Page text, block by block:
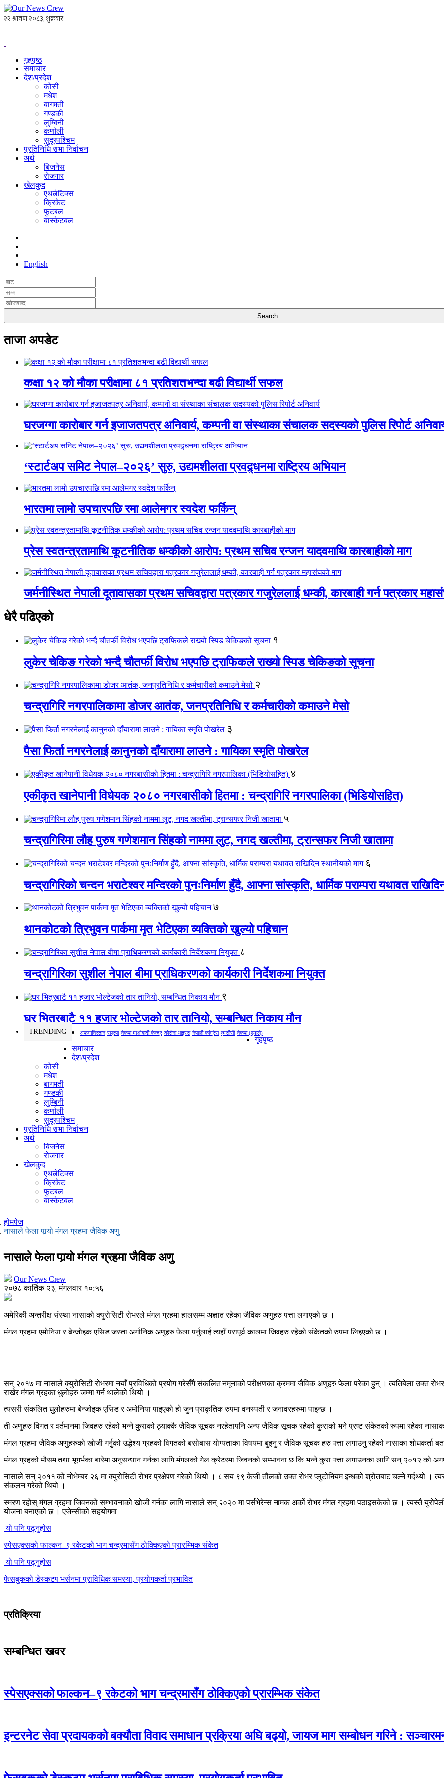
गृहपृष्ठ
समाचार
देश/प्रदेश
कोसी
मधेश
बागमती
गण्डकी
लुम्बिनी
कर्णाली
सुदूरपश्चिम
प्रतिनिधि सभा निर्वाचन
अर्थ
बिजनेस
रोजगार
खेलकुद
एथलेटिक्स
क्रिकेट
फुटबल
बास्केटबल
English
ताजा अपडेट
कक्षा १२ को मौका परीक्षामा ८१ प्रतिशतभन्दा बढी विद्यार्थी सफल
घरजग्गा कारोबार गर्न इजाजतपत्र अनिवार्य, कम्पनी वा संस्थाका संचालक सदस्यको पुलिस रिपोर्ट
‘स्टार्टअप समिट नेपाल–२०२६’ सुरु, उद्यमशीलता प्रवद्र्धनमा राष्ट्रिय अभियान
भारतमा लामो उपचारपछि रमा आलेमगर स्वदेश फर्किन्
प्रेस स्वतन्त्रतामाथि कूटनीतिक धम्कीको आरोप: प्रथम सचिव रन्जन यादवमाथि कारबाहीको माग
जर्मनीस्थित नेपाली दूतावासका प्रथम सचिवद्वारा पत्रकार गजुरेललाई धम्की, कारबाही गर्न पत्रकार
धेरै पढिएको
१
लुकेर चेकिङ गरेको भन्दै चौतर्फी विरोध भएपछि ट्राफिकले राख्यो स्पिड चेकिङको सूचना
२
चन्द्रागिरि नगरपालिकामा डोजर आतंक, जनप्रतिनिधि र कर्मचारीको कमाउने मेसो
३
पैसा फिर्ता नगरनेलाई कानुनको दाँयारामा लाउने : गायिका स्‍मृति पोखरेल
४
एकीकृत खानेपानी विधेयक २०८० नगरबासीको हितमा : चन्द्रागिरि नगरपालिका (भिडियोसहित)
५
चन्द्रागिरिमा लौह पुरुष गणेशमान सिंहको नाममा लुट, नगद खल्तीमा, ट्रान्सफर निजी खातामा
६
चन्द्रागिरिको चन्दन भराटेश्वर मन्दिरको पुनःनिर्माण हुँदै, आफ्ना सांस्कृति, धार्मिक पराम्परा यथावत
७
थानकोटको त्रिभुवन पार्कमा मृत भेटिएका व्यक्तिको खुल्यो पहिचान
८
चन्द्रागिरिका सुशील नेपाल बीमा प्राधिकरणको कार्यकारी निर्देशकमा नियुक्त
९
घर भित्रबाटै ११ हजार भोल्टेजको तार तानियो, सम्बन्धित निकाय मौन
TRENDING अफगानिस्तान राप्रपा नेकपा माओवादी केन्द्र कोरोना भाइरस नेपाली कांग्रेस एमसीसी नेकपा (एमाले)
गृहपृष्ठ
समाचार
देश/प्रदेश
कोसी
मधेश
बागमती
गण्डकी
लुम्बिनी
कर्णाली
सुदूरपश्चिम
प्रतिनिधि सभा निर्वाचन
अर्थ
बिजनेस
रोजगार
खेलकुद
एथलेटिक्स
क्रिकेट
फुटबल
बास्केटबल
होमपेज
नासाले फेला पार्‍यो मंगल ग्रहमा जैविक अणु
नासाले फेला पार्‍यो मंगल ग्रहमा जैविक अणु
Our News Crew
२०७८ कार्तिक २३, मंगलवार १०:५६
अमेरिकी अन्तरीक्ष संस्था नासाको क्युरोसिटी रोभरले मंगल ग्रहमा हालसम्म अज्ञात रहेका जैविक अणुहरु पत्ता लगाएको छ ।
मंगल ग्रहमा एमोनिया र बेन्जोइक एसिड जस्ता अर्गानिक अणुहरु फेला पर्नुलाई त्यहाँ परापूर्व कालमा जिवहरु रहेको संकेतको रुपमा लिइएको छ ।
सन् २०१७ मा नासाले क्युरोसिटी रोभरमा नयाँ प्रविधिको प्रयोग गरेसँगै संकलित नमूनाको परीक्षणका क्रममा जैविक अणुहरु फेला परेका हुन् । त्यतिबेला उक्त
राखेर मंगल ग्रहका धुलोहरु जम्मा गर्न थालेको थियो ।
त्यसरी संकलित धुलोहरुमा बेन्जोइक एसिड र अमोनिया पाइएको हो जुन प्राकृतिक रुपमा वनस्पती र जनावरहरुमा पाइन्छ ।
ती अणुहरु विगत र वर्तमानमा जिवहरु रहेको भन्ने कुराको ठ्याक्कै जैविक सूचक नरहेतापनि अन्य जैविक सूचक रहेको कुराको भने प्रष्ट संकेतको रुपमा रहेका
मंगल ग्रहमा जैविक अणुहरुको खोजी गर्नुको उद्धेश्य ग्रहको विगतको बसोबास योग्यताका विषयमा बुझ्नु र जैविक सूचक हरु पत्ता लगाउनु रहेको नासाका शोधकर्ता
मंगल ग्रहको मौसम तथा भूगर्भका बारेमा अनुसन्धान गर्नका लागि मंगलको गेल क्रेटरमा जिवनको सम्भावना छ कि भन्ने कुरा पत्ता लगाउनका लागि सन् २०१२ को
नासाले सन् २०११ को नोभेम्बर २६ मा क्युरोसिटी रोभर प्रक्षेपण गरेको थियो । ८ सय ९९ केजी तौलको उक्त रोभर प्लुटोनियम इन्धको श्रोतबाट चल्ने गर्दथ्यो ।
संकलन गरेको थियो ।
स्मरण रहोस् मंगल ग्रहमा जिवनको सम्भावनाको खोजी गर्नका लागि नासाले सन् २०२० मा पर्सभेरेन्स नामक अर्को रोभर मंगल ग्रहमा पठाइसकेको छ । त्यस्तै
योजना बनाएको छ । एजेन्सीको सहयोगमा
यो पनि पढ्नुहोस
स्पेसएक्सको फाल्कन–९ रकेटको भाग चन्द्रमासँग ठोक्किएको प्रारम्भिक संकेत
यो पनि पढ्नुहोस
फेसबुकको डेस्कटप भर्सनमा प्राविधिक समस्या, प्रयोगकर्ता प्रभावित
प्रतिक्रिया
सम्बन्धित खवर
स्पेसएक्सको फाल्कन–९ रकेटको भाग चन्द्रमासँग ठोक्किएको प्रारम्भिक संकेत
इन्टरनेट सेवा प्रदायकको बक्यौता विवाद समाधान प्रक्रिया अघि बढ्यो, जायज माग सम्बोधन गरिने :